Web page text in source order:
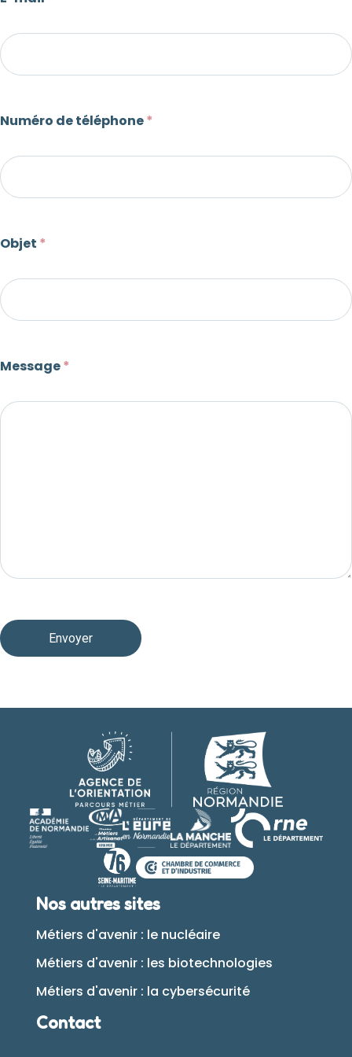
Numéro de téléphone*
Objet *
Message*
Nos autres sites
Métiers d'avenir : le nucléaire
Métiers d'avenir : les biotechnologies
Métiers d'avenir : la cybersécurité
Contact